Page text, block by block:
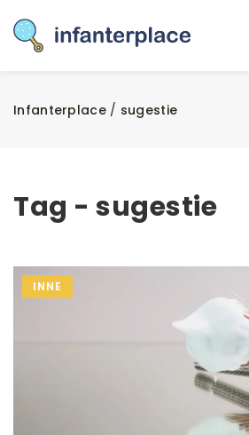
Infanterplace/ sugestie
Tag - sugestie
INNE